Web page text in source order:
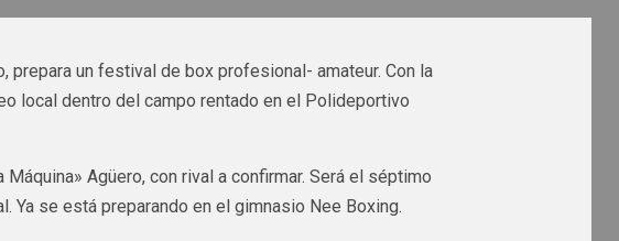
prepara un festival de box profesional- amateur. Con la
local dentro del campo rentado en el Polideportivo
Agüero, con rival a confirmar. Será el séptimo
Ya se está preparando en el gimnasio Nee Boxing.